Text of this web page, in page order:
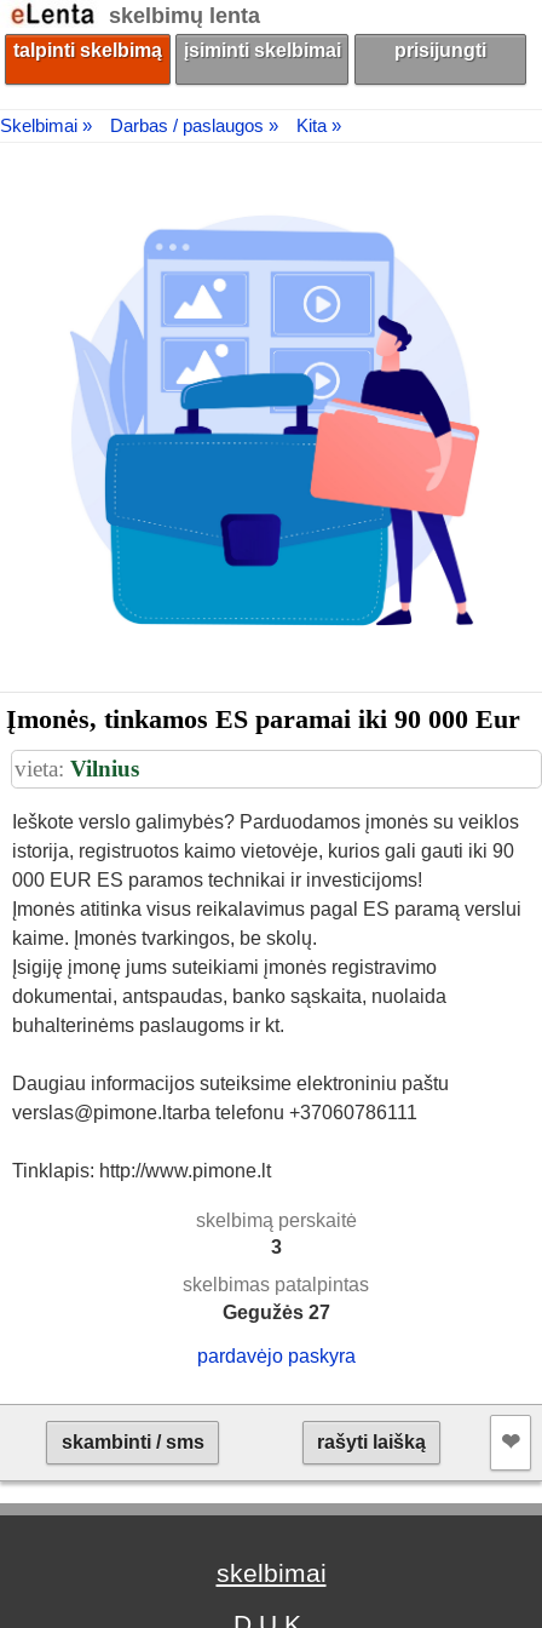
skelbimų lenta
talpinti skelbimą įsiminti skelbimai prisijungti
Skelbimai » Darbas / paslaugos » Kita »
Įmonės, tinkamos ES paramai iki 90 000 Eur
vieta: Vilnius
Ieškote verslo galimybės? Parduodamos įmonės su veiklos
istorija, registruotos kaimo vietovėje, kurios gali gauti iki 90
000 EUR ES paramos technikai ir investicijoms!
Įmonės atitinka visus reikalavimus pagal ES paramą verslui
kaime. Įmonės tvarkingos, be skolų.
Įsigiję įmonę jums suteikiami įmonės registravimo
dokumentai, antspaudas, banko sąskaita, nuolaida
buhalterinėms paslaugoms ir kt.
Daugiau informacijos suteiksime elektroniniu paštu
verslas@pimone.ltarba telefonu +37060786111
Tinklapis: http://www.pimone.lt
skelbimą perskaitė
3
skelbimas patalpintas
Gegužės 27
pardavėjo paskyra
skambinti / sms rašyti laišką ❤︎
skelbimai